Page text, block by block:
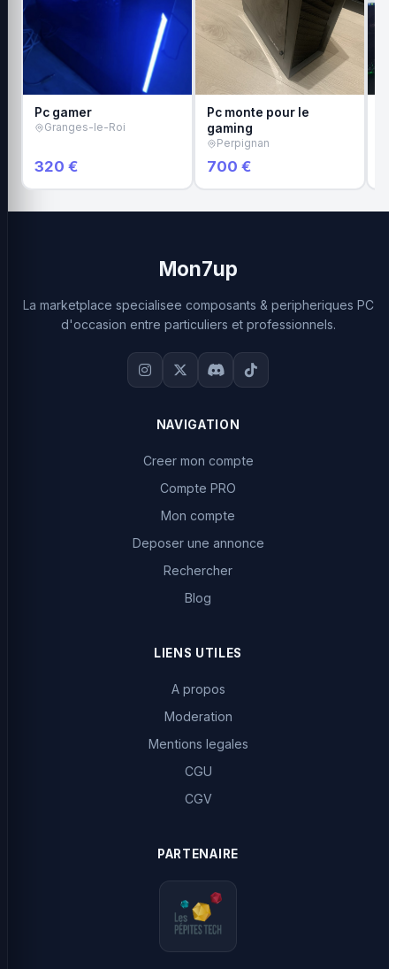
Pc gamer
Granges-le-Roi
320 €
Pc monte pour le
gaming
Perpignan
700 €
Mon7up
La marketplace specialisee composants & peripheriques PC
d'occasion entre particuliers et professionnels.
NAVIGATION
Creer mon compte
Compte PRO
Mon compte
Deposer une annonce
Rechercher
Blog
LIENS UTILES
A propos
Moderation
Mentions legales
CGU
CGV
PARTENAIRE